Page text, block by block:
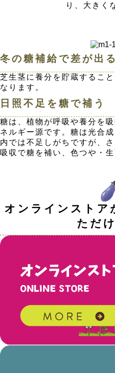
り、大きく
冬の糖補給で差が出る
芝生茎に養分を貯蔵するこ
なります。
日照不足を糖で補う
糖は、植物が呼吸や養分を
ネルギー源です。糖は光合
内では不足しがちですが、
吸収で糖を補い、色つや・
オンラインストア
ただ